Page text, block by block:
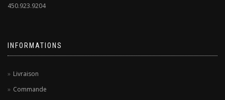
450.923.9204
INFORMATIONS
Livraison
Commande